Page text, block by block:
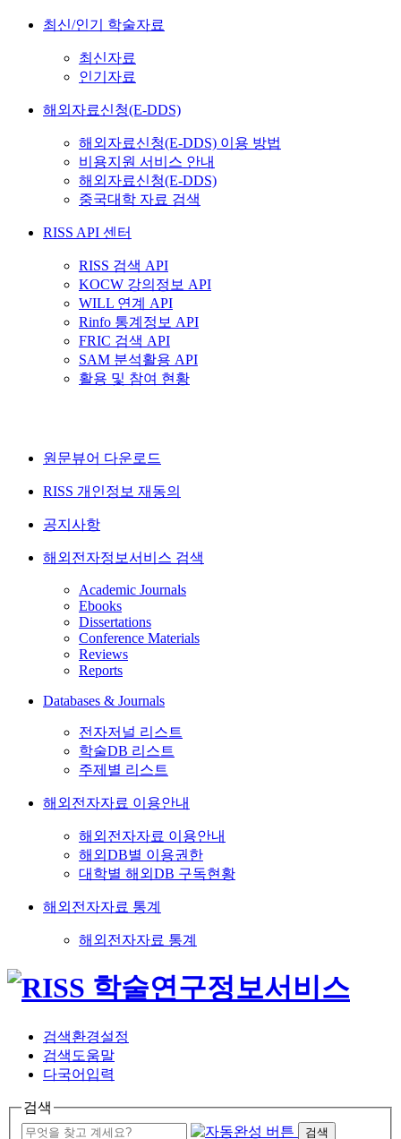
최신/인기 학술자료
최신자료
인기자료
해외자료신청(E-DDS)
해외자료신청(E-DDS) 이용 방법
비용지원 서비스 안내
해외자료신청(E-DDS)
중국대학 자료 검색
RISS API 센터
RISS 검색 API
KOCW 강의정보 API
WILL 연계 API
Rinfo 통계정보 API
FRIC 검색 API
SAM 분석활용 API
활용 및 참여 현황
원문뷰어 다운로드
RISS 개인정보 재동의
공지사항
해외전자정보서비스 검색
Academic Journals
Ebooks
Dissertations
Conference Materials
Reviews
Reports
Databases & Journals
전자저널 리스트
학술DB 리스트
주제별 리스트
해외전자자료 이용안내
해외전자자료 이용안내
해외DB별 이용권한
대학별 해외DB 구독현황
해외전자자료 통계
해외전자자료 통계
검색환경설정
검색도움말
다국어입력
검색
검색